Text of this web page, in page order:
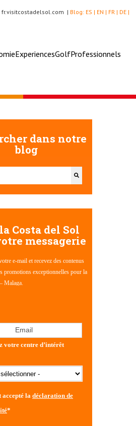
DE |
FR |
EN |
ES |
Blog:
fr.visitcostadelsol.com |
ExperiencesGolfProfessionnels
dans notre
blog
champ de recherche auquel est associée
Costa del Sol
messagerie
e-mail et recevez des contenus
promotions exceptionnelles pour la
Malaga.
votre centre d’intérêt
la déclaration de
*